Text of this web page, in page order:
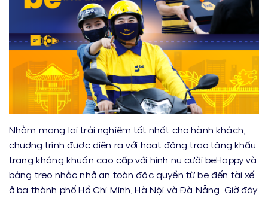
Nhằm mang lại trải nghiệm tốt nhất cho hành khách,
chương trình được diễn ra với hoạt động trao tặng khẩu
trang kháng khuẩn cao cấp với hình nụ cười beHappy và
bảng treo nhắc nhở an toàn độc quyền từ be đến tài xế
ở ba thành phố Hồ Chí Minh, Hà Nội và Đà Nẵng. Giờ đây